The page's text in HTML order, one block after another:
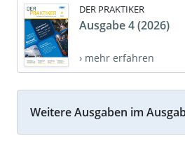
DER PRAKTIKER
Ausgabe 4 (2026)
› mehr erfahren
Weitere Ausgaben im